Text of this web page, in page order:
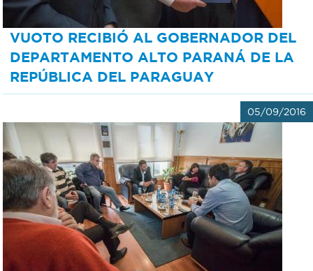
VUOTO RECIBIÓ AL GOBERNADOR DEL
DEPARTAMENTO ALTO PARANÁ DE LA
REPÚBLICA DEL PARAGUAY
05/09/2016